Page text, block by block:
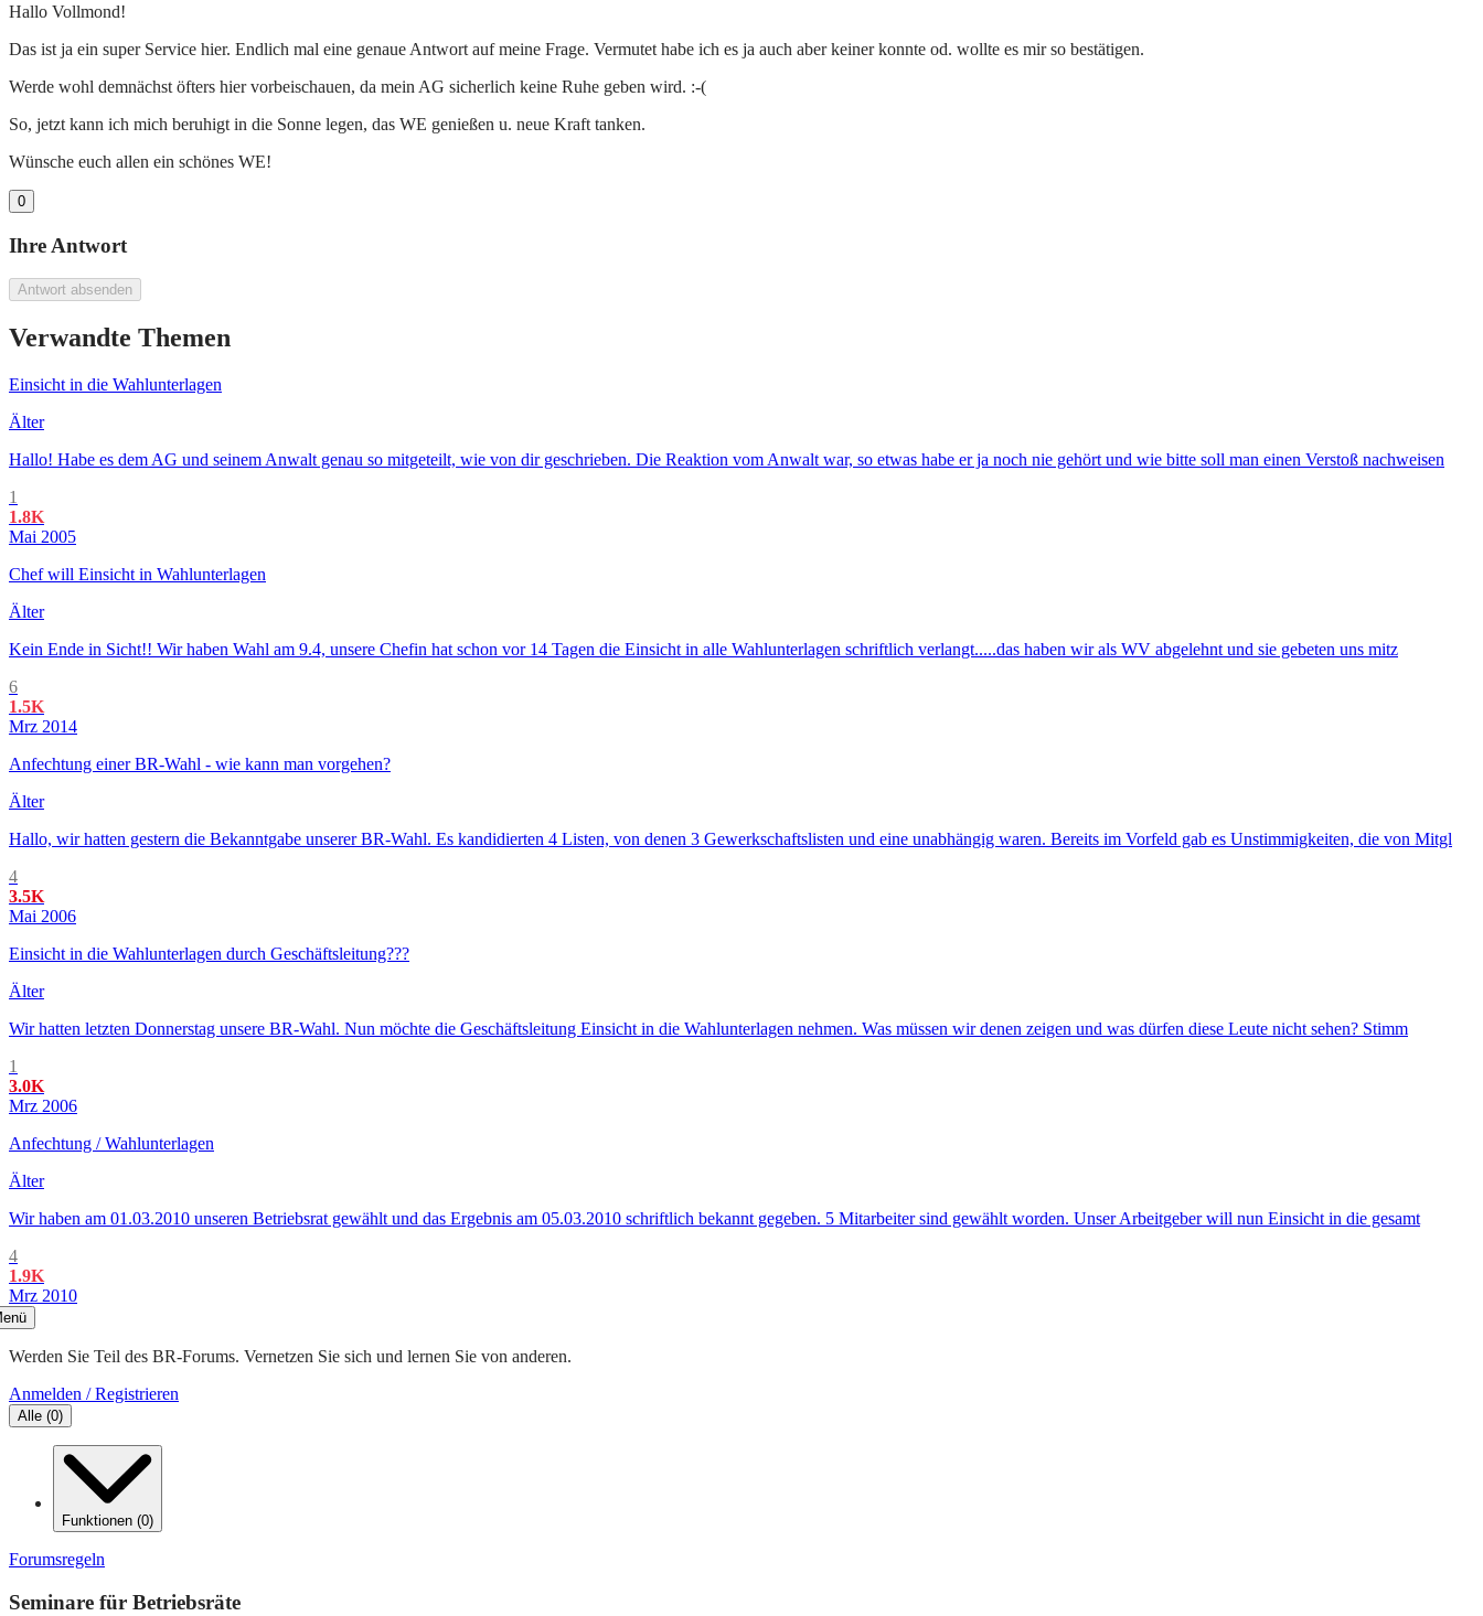
Hallo Vollmond!
Das ist ja ein super Service hier. Endlich mal eine genaue Antwort auf meine Frage. Vermutet habe ich es ja auch aber keiner konnte od. wollte es mir so bestätigen.
Werde wohl demnächst öfters hier vorbeischauen, da mein AG sicherlich keine Ruhe geben wird. :-(
So, jetzt kann ich mich beruhigt in die Sonne legen, das WE genießen u. neue Kraft tanken.
Wünsche euch allen ein schönes WE!
0
Ihre Antwort
Antwort absenden
Verwandte Themen
Einsicht in die Wahlunterlagen
Älter
Hallo! Habe es dem AG und seinem Anwalt genau so mitgeteilt, wie von dir geschrieben. Die Reaktion vom Anwalt war, so etwas habe er ja noch nie gehört und wie bitte soll man einen Verstoß nachweisen
1
1.8K
Mai 2005
Chef will Einsicht in Wahlunterlagen
Älter
Kein Ende in Sicht!! Wir haben Wahl am 9.4, unsere Chefin hat schon vor 14 Tagen die Einsicht in alle Wahlunterlagen schriftlich verlangt.....das haben wir als WV abgelehnt und sie gebeten uns mitz
6
1.5K
Mrz 2014
Anfechtung einer BR-Wahl - wie kann man vorgehen?
Älter
Hallo, wir hatten gestern die Bekanntgabe unserer BR-Wahl. Es kandidierten 4 Listen, von denen 3 Gewerkschaftslisten und eine unabhängig waren. Bereits im Vorfeld gab es Unstimmigkeiten, die von Mitgl
4
3.5K
Mai 2006
Einsicht in die Wahlunterlagen durch Geschäftsleitung???
Älter
Wir hatten letzten Donnerstag unsere BR-Wahl. Nun möchte die Geschäftsleitung Einsicht in die Wahlunterlagen nehmen. Was müssen wir denen zeigen und was dürfen diese Leute nicht sehen? Stimm
1
3.0K
Mrz 2006
Anfechtung / Wahlunterlagen
Älter
Wir haben am 01.03.2010 unseren Betriebsrat gewählt und das Ergebnis am 05.03.2010 schriftlich bekannt gegeben. 5 Mitarbeiter sind gewählt worden. Unser Arbeitgeber will nun Einsicht in die gesamt
4
1.9K
Mrz 2010
Werden Sie Teil des BR-Forums. Vernetzen Sie sich und lernen Sie von anderen.
Anmelden / Registrieren
Alle (0)
Funktionen (0)
Forumsregeln
Seminare für Betriebsräte